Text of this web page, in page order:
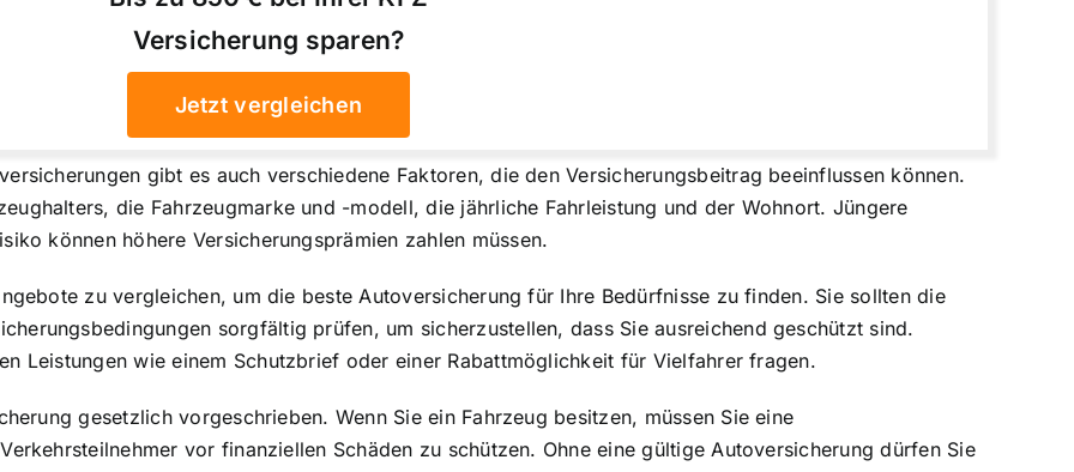
Versicherung sparen?
Jetzt vergleichen
gibt es auch verschiedene Faktoren, die den Versicherungsbeitrag beeinflussen können.
die Fahrzeugmarke und -modell, die jährliche Fahrleistung und der Wohnort. Jüngere
können höhere Versicherungsprämien zahlen müssen.
zu vergleichen, um die beste Autoversicherung für Ihre Bedürfnisse zu finden. Sie sollten die
sorgfältig prüfen, um sicherzustellen, dass Sie ausreichend geschützt sind.
Leistungen wie einem Schutzbrief oder einer Rabattmöglichkeit für Vielfahrer fragen.
gesetzlich vorgeschrieben. Wenn Sie ein Fahrzeug besitzen, müssen Sie eine
vor finanziellen Schäden zu schützen. Ohne eine gültige Autoversicherung dürfen Sie